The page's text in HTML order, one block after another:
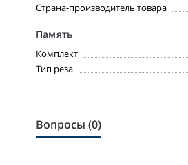
Страна-производитель товара
Память
Комплект
Тип реза
Вопросы (0)